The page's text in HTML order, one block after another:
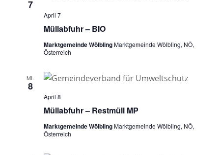
7
Müllabfuhr – BIO
April 7
Marktgemeinde WölblingMarktgemeinde Wölbling, NÖ,
Österreich
MI.
8
Müllabfuhr – Restmüll MP
April 8
Marktgemeinde WölblingMarktgemeinde Wölbling, NÖ,
Österreich